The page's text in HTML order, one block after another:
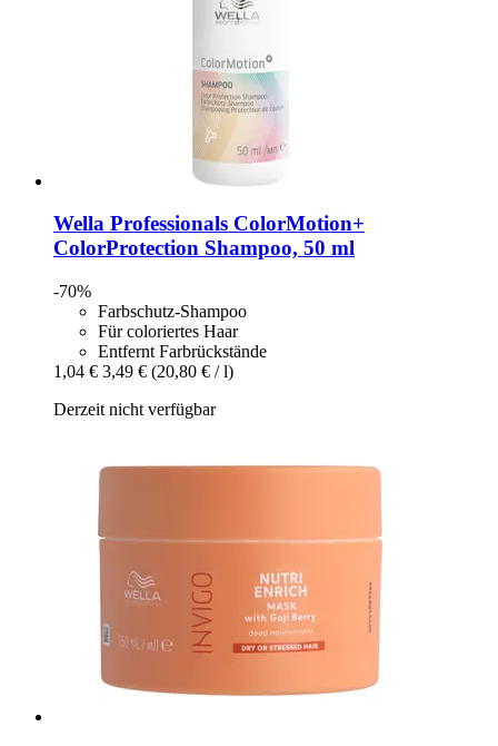
Wella Professionals ColorMotion+
ColorProtection Shampoo, 50 ml
-70%
Farbschutz-Shampoo
Für coloriertes Haar
Entfernt Farbrückstände
1,04 € 3,49 € (20,80 € / l)
Derzeit nicht verfügbar